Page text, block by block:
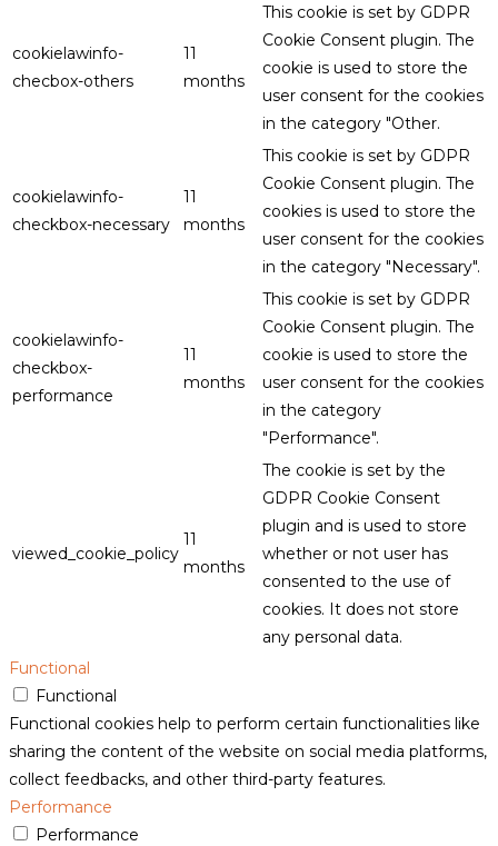
cookielawinfo-
checbox-others
11
months
This cookie is set by GDPR
Cookie Consent plugin. The
cookie is used to store the
user consent for the cookies
in the category "Other.
cookielawinfo-
checkbox-necessary
11
months
This cookie is set by GDPR
Cookie Consent plugin. The
cookies is used to store the
user consent for the cookies
in the category "Necessary".
cookielawinfo-
checkbox-
performance
11
months
This cookie is set by GDPR
Cookie Consent plugin. The
cookie is used to store the
user consent for the cookies
in the category
"Performance".
viewed_cookie_policy
11
months
The cookie is set by the
GDPR Cookie Consent
plugin and is used to store
whether or not user has
consented to the use of
cookies. It does not store
any personal data.
Functional
Functional
Functional cookies help to perform certain functionalities like
sharing the content of the website on social media platforms,
collect feedbacks, and other third-party features.
Performance
Performance